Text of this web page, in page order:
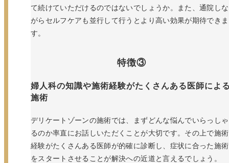
て続けていただけるのではないでしょうか。また、通院しな
がらセルフケアも並行して行うとより高い効果が期待できま
す。
特徴③
婦人科の知識や施術経験がたくさんある医師によ
施術
デリケートゾーンの施術では、まずどんな悩んでいらっしゃ
るのか率直にお話しいただくことが大切です。その上で施術
経験がたくさんある医師が的確に診断し、症状に合った施術
をスタートさせることが解決への近道と言えるでしょう。